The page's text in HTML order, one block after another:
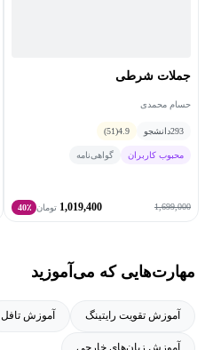
جملات شرطی
حسام محمدی
293دانشجو 4.9
(51)
محبوب کاربران گواهی‌نامه
1,699,000
1,019,400 تومان 40٪
مهارت‌هایی که می‌آموزید
آموزش تقویت رایتینگ آموزش تافل